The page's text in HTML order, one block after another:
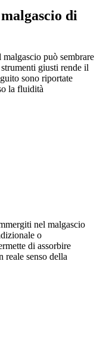
di
può sembrare
giusti rende il
sono riportate
la fluidità
nel malgascio
o
di assorbire
reale senso della